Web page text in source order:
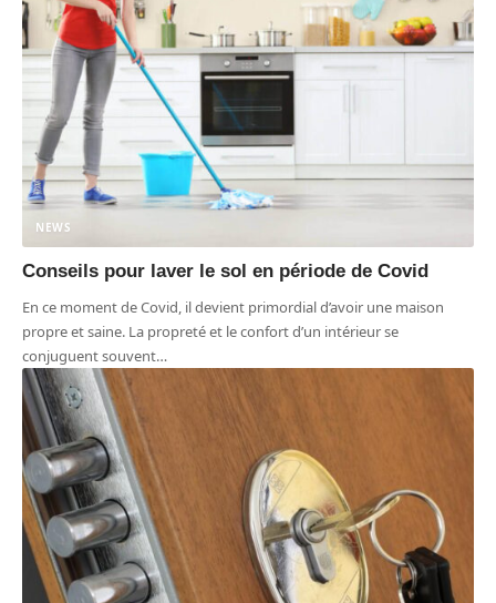
NEWS
Conseils pour laver le sol en période de Covid
En ce moment de Covid, il devient primordial d’avoir une maison
propre et saine. La propreté et le confort d’un intérieur se
conjuguent souvent…